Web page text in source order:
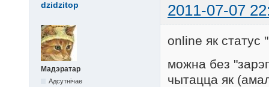
dzidzitop 2011-07-07
Мадэратар
Адсутнічае
online як статус
можна без
чытацца як